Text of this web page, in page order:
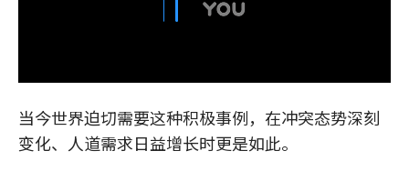
当今世界迫切需要这种积极事例，在冲突态势深刻
变化、人道需求日益增长时更是如此。